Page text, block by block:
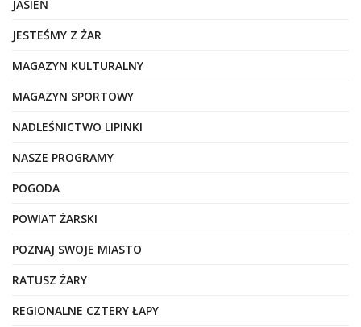
JASIEŃ
JESTEŚMY Z ŻAR
MAGAZYN KULTURALNY
MAGAZYN SPORTOWY
NADLEŚNICTWO LIPINKI
NASZE PROGRAMY
POGODA
POWIAT ŻARSKI
POZNAJ SWOJE MIASTO
RATUSZ ŻARY
REGIONALNE CZTERY ŁAPY